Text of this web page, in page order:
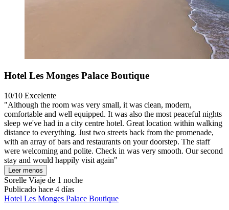
Hotel Les Monges Palace Boutique
10/10 Excelente
"Although the room was very small, it was clean, modern,
comfortable and well equipped. It was also the most peaceful nights
sleep we've had in a city centre hotel. Great location within walking
distance to everything. Just two streets back from the promenade,
with an array of bars and restaurants on your doorstep. The staff
were welcoming and polite. Check in was very smooth. Our second
stay and would happily visit again"
Leer menos
Sorelle Viaje de 1 noche
Publicado hace 4 días
Hotel Les Monges Palace Boutique